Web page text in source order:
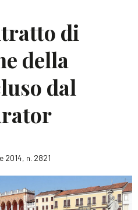
di
della
dal
2014, n. 2821